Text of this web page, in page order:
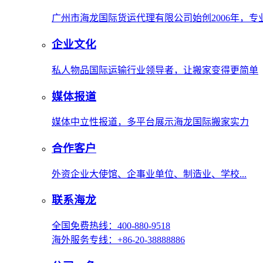
广州市海龙国际货运代理有限公司始创2006年，
企业文化
私人物品国际运输行业领导者，让搬家变得更简单
媒体报道
媒体中立性报道，多平台展示海龙国际搬家实力
合作客户
外资企业大使馆、企事业单位、制造业、学校...
联系海龙
全国免费热线：400-880-9518
海外服务专线：+86-20-38888886